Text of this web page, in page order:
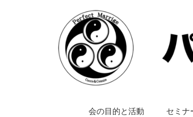
会の目的と活動 セミナ